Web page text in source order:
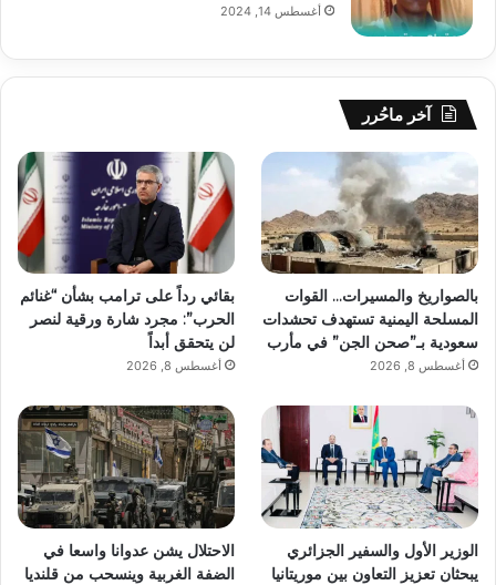
أغسطس 14, 2024
آخر ماحُرر
بالصواريخ والمسيرات… القوات
المسلحة اليمنية تستهدف تحشدات
سعودية بـ”صحن الجن” في مأرب
أغسطس 8, 2026
بقائي رداً على ترامب بشأن “غنائم
الحرب”: مجرد شارة ورقية لنصر
لن يتحقق أبداً
أغسطس 8, 2026
الوزير الأول والسفير الجزائري
يبحثان تعزيز التعاون بين موريتانيا
الاحتلال يشن عدوانا واسعا في
الضفة الغربية وينسحب من قلنديا